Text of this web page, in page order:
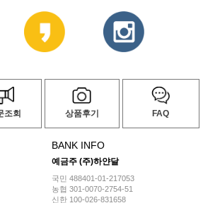
조회 상품후기 FAQ
BANK INFO
예금주 (주)하얀달
국민 488401-01-217053
농협 301-0070-2754-51
신한 100-026-831658